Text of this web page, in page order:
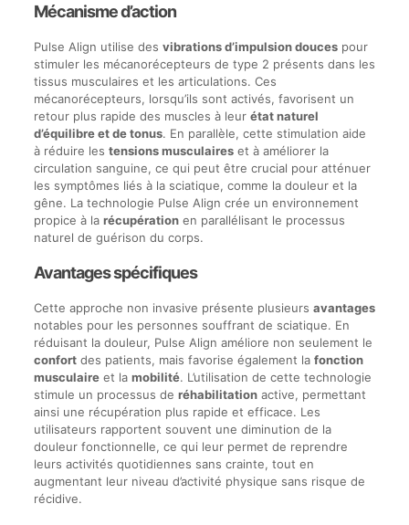
Mécanisme d’action
Pulse Align utilise des vibrations d’impulsion doucespour
stimuler les mécanorécepteurs de type 2 présents dans les
tissus musculaires et les articulations. Ces
mécanorécepteurs, lorsqu’ils sont activés, favorisent un
retour plus rapide des muscles à leur état naturel
d’équilibre et de tonus. En parallèle, cette stimulation aide
à réduire les tensions musculaireset à améliorer la
circulation sanguine, ce qui peut être crucial pour atténuer
les symptômes liés à la sciatique, comme la douleur et la
gêne. La technologie Pulse Align crée un environnement
propice à la récupérationen parallélisant le processus
naturel de guérison du corps.
Avantages spécifiques
Cette approche non invasive présente plusieurs avantages
notables pour les personnes souffrant de sciatique. En
réduisant la douleur, Pulse Align améliore non seulement le
confortdes patients, mais favorise également la fonction
musculaireet la mobilité. L’utilisation de cette technologie
stimule un processus de réhabilitationactive, permettant
ainsi une récupération plus rapide et efficace. Les
utilisateurs rapportent souvent une diminution de la
douleur fonctionnelle, ce qui leur permet de reprendre
leurs activités quotidiennes sans crainte, tout en
augmentant leur niveau d’activité physique sans risque de
récidive.